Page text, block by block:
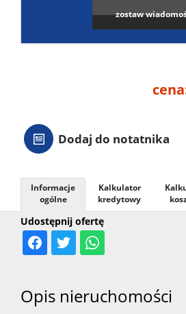
zostaw
Dodaj do notatnika
Udostępnij ofertę
Informacje
ogólne
Kalkulator
kredytowy
Opis nieruchomości